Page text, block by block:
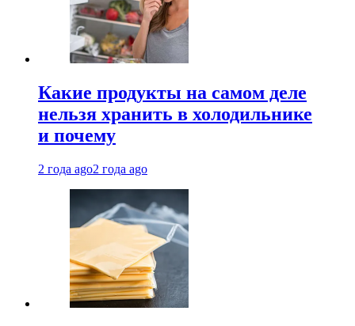
Какие продукты на самом деле
нельзя хранить в холодильнике
и почему
2 года ago2 года ago